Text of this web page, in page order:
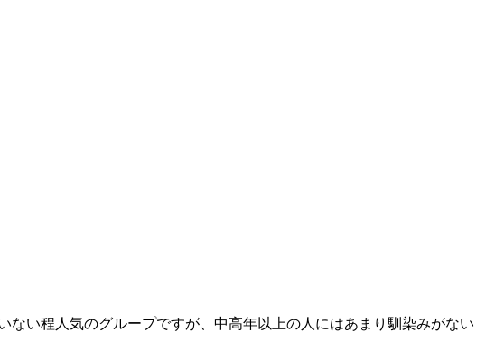
ない程人気のグループですが、中高年以上の人にはあまり馴染みがない